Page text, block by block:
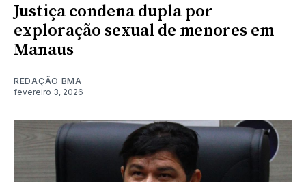
Justiça condena dupla por
exploração sexual de menores em
Manaus
REDAÇÃO BMA
fevereiro 3, 2026